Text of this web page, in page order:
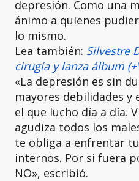
depresión. Como una
ánimo a quienes
lo mismo.
Lea también: Silvestre
cirugía y lanza álbum
«La depresión es sin
mayores debilidades y
el que lucho día a día.
agudiza todos los
te obliga a enfrentar
internos. Por si fuera
NO», escribió.